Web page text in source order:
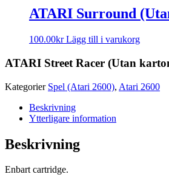
ATARI Surround
100.00kr Lägg till i varukorg
ATARI Street Racer (Utan
Kategorier Spel (Atari 2600), Atari 2600
Beskrivning
Ytterligare information
Beskrivning
Enbart cartridge.